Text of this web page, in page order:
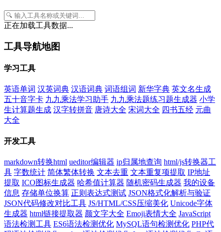
正在加载工具数据...
工具导航地图
学习工具
英语单词 汉英词典 汉语词典 词语组词 新华字典 英文名生成
五十音字卡 九九乘法学习助手 九九乘法题练习题生成器 小学
生计算题生成 汉字转拼音 唐诗大全 宋词大全 四书五经 元曲
大全
开发工具
markdown转换html ueditor编辑器 ip归属地查询 html/js转换器工
具 字数统计 简体繁体转换 文本去重 文本重复项提取 IP地址
提取 ICO图标生成器 哈希值计算器 随机密码生成器 我的设备
信息 存储单位换算 正则表达式测试 JSON格式化解析与验证
JSON代码修改对比工具 JS/HTML/CSS压缩美化 Unicode字体
生成器 html链接提取器 颜文字大全 Emoji表情大全 JavaScript
语法检测工具 ES6语法检测优化 MySQL语句检测优化 PHP代